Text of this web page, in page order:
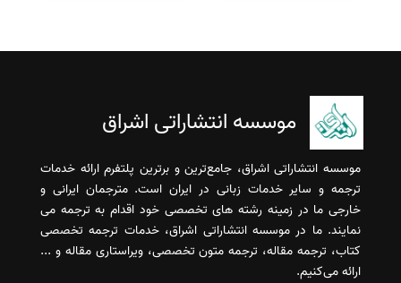
موسسه انتشاراتی اشراق
موسسه انتشاراتی اشراق، جامع‌ترین و برترین پلتفرم ارائه خدمات
ترجمه و سایر خدمات زبانی در ایران است. مترجمان ایرانی و
خارجی ما در زمینه رشته های تخصصی خود اقدام به ترجمه می
نمایند. ما در موسسه انتشاراتی اشراق، خدمات ترجمه تخصصی
کتاب، ترجمه مقاله، ترجمه متون تخصصی، ویراستاری مقاله و ...
ارائه می‌کنیم.